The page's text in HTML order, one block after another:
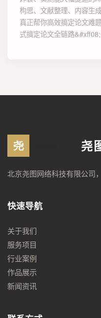
构思、文献整理、内容生
真正帮你高效搞定论文难
式搞定论文全链路
尧
北京尧图网络科技有限公司
快速导航
关于我们
服务项目
行业案例
作品展示
新闻资讯